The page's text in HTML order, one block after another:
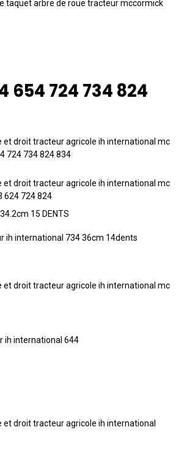
654 724 734 824
15 DENTS